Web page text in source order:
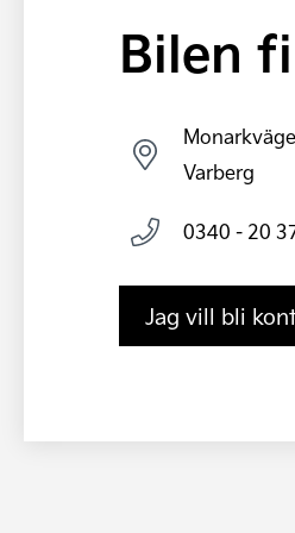
Bilen
Varberg
0340 - 20
Jag vill bli